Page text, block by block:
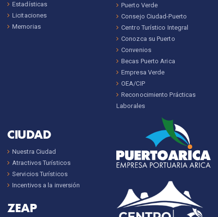
Estadísticas
Licitaciones
Memorias
Puerto Verde
Consejo Ciudad-Puerto
Centro Turístico Integral
Conozca su Puerto
Convenios
Becas Puerto Arica
Empresa Verde
OEA/CIP
Reconocimiento Prácticas
Laborales
CIUDAD
Nuestra Ciudad
Atractivos Turísticos
Servicios Turísticos
Incentivos a la inversión
ZEAP